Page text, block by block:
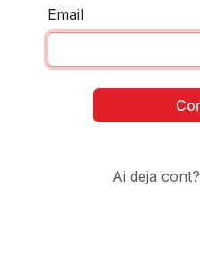
Email
Ai deja cont?